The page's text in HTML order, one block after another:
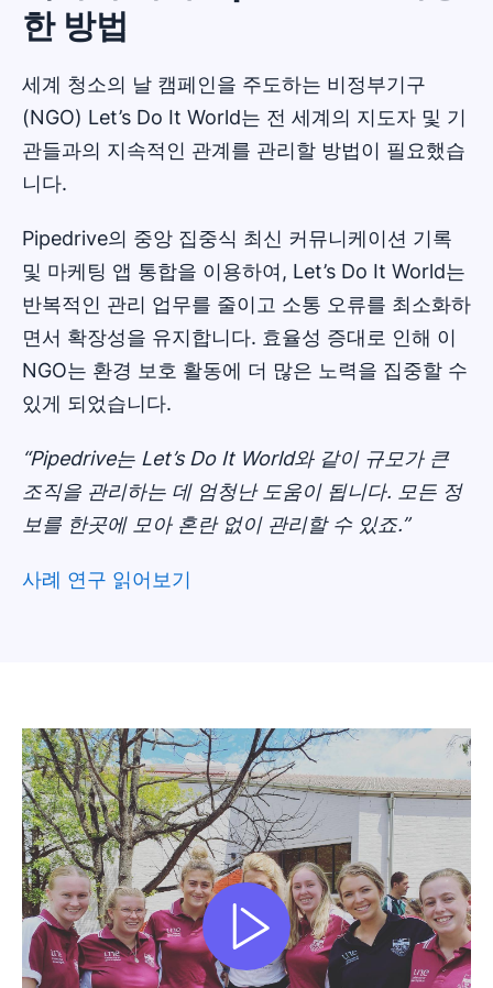
한 방법
세계 청소의 날 캠페인을 주도하는 비정부기구
(NGO) Let’s Do It World는 전 세계의 지도자 및 기
관들과의 지속적인 관계를 관리할 방법이 필요했습
니다.
Pipedrive의 중앙 집중식 최신 커뮤니케이션 기록
및 마케팅 앱 통합을 이용하여, Let’s Do It World는
반복적인 관리 업무를 줄이고 소통 오류를 최소화하
면서 확장성을 유지합니다. 효율성 증대로 인해 이
NGO는 환경 보호 활동에 더 많은 노력을 집중할 수
있게 되었습니다.
“Pipedrive는 Let’s Do It World와 같이 규모가 큰
조직을 관리하는 데 엄청난 도움이 됩니다. 모든 정
보를 한곳에 모아 혼란 없이 관리할 수 있죠.”
사례 연구 읽어보기